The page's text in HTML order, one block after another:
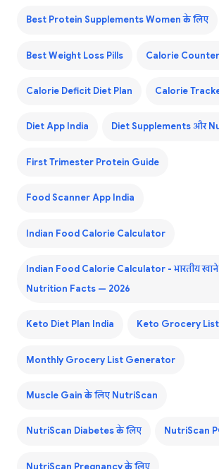
Best Protein Supplements Women के लिए
Best Weight Loss Pills Calorie
Calorie Deficit Diet Plan Calorie
Diet App India Diet Supplements और
First Trimester Protein Guide
Food Scanner App India
Indian Food Calorie Calculator
Indian Food Calorie Calculator - भारतीय
Nutrition Facts — 2026
Keto Diet Plan India Keto Grocery
Monthly Grocery List Generator
Muscle Gain के लिए NutriScan
NutriScan Diabetes के लिए NutriScan
NutriScan Pregnancy के लिए